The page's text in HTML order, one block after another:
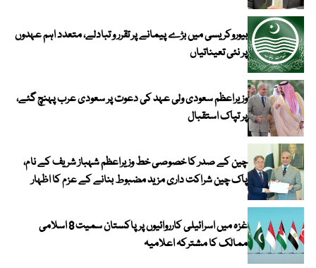
بیوروکریسی میں بڑے پیمانے پر تقرر و تبادلے، متعدد اہم عہدوں
پر نئی تعیناتیاں
وزیراعظم سعودی ولی عہد کی دعوت پر سعودی عرب پہنچ گئے،
پر تپاک استقبال
چین کے صدر کا خصوصی خط وزیراعظم شہباز شریف کے نام،
پاک چین شراکت داری مزید مضبوط بنانے کے عزم کا اظہار
غزہ میں اسرائیلی کارروائیوں پر پاکستان سمیت 8 اسلامی
ممالک کا مشترکہ اعلامیہ